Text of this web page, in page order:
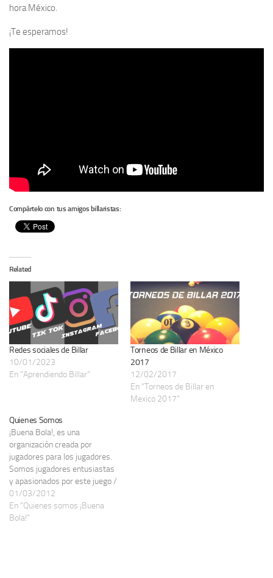
hora México.
¡Te esperamos!
Compártelo con tus amigos billaristas:
Related
Redes sociales de Billar
10/01/2023
En "Aprendiendo Billar"
Torneos de Billar en México
2017
12/02/2017
En "Torneos de Billar en
Mexico 2017"
Quienes Somos
¡Buena Bola!, es una
organización creada por
jugadores para los jugadores.
Somos jugadores entusiastas
y apasionados por este juego /
deporte / juego-ciencia, con el
objetivo de promoverlo y
difundirlo. Somos una
01/03/2012
En "Quienes somos ¡Buena
Bola!"